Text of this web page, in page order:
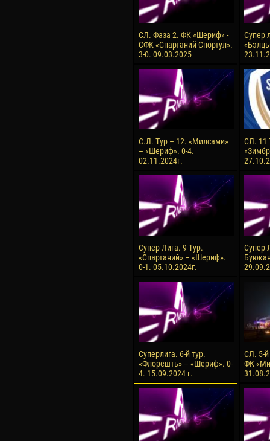
СЛ. Фаза 2. ФК «Шериф» -
СФК «Спартаний Спортул».
3-0. 09.03.2025
Супер
С.Л. Тур – 12. «Милсами»
– «Шериф». 0-4.
02.11.2024г.
СЛ. 11
Супер Лига. 9 Тур.
«Спартаний» – «Шериф».
0-1. 05.10.2024г.
Супер
Суперлига. 6-й тур.
«Флорешть» – «Шериф». 0-
4. 15.09.2024 г.
СЛ. 5-
ФК